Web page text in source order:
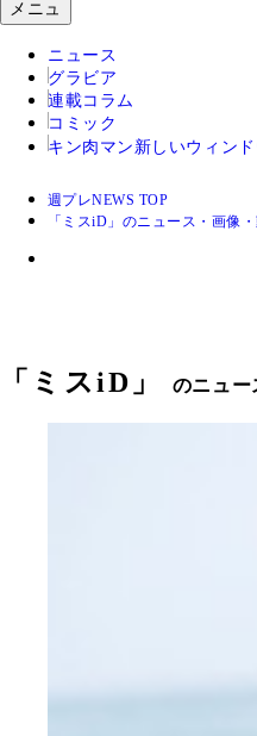
メニュ
ニュース
グラビア
連載コラム
コミック
キン肉マン 新しいウィンド
週プレNEWS TOP
「ミスiD」のニュース・画像
「 ミスiD 」 のニュー